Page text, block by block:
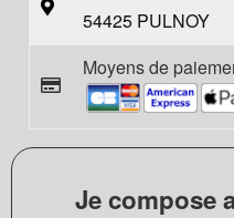
54425 PULNOY
Moyens de
Je compose